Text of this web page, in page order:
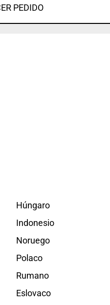
PEDIDO
Húngaro
Indonesio
Noruego
Polaco
Rumano
Eslovaco